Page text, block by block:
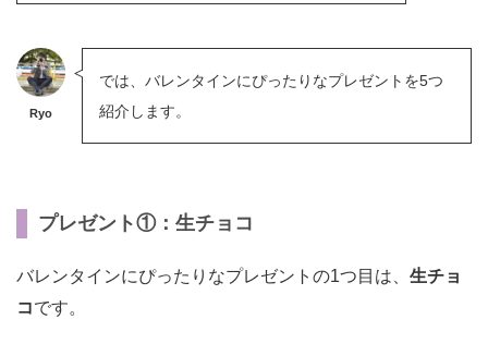
Ryo
では、バレンタインにぴったりなプレゼントを5つ
紹介します。
プレゼント①：生チョコ
バレンタインにぴったりなプレゼントの1つ目は、 生チョ
コです。